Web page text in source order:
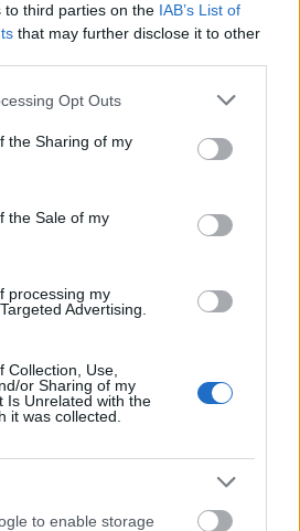
to third parties on the IAB’s List of
that may further disclose it to other
app uses one or more Google
usage behaviour. You may click to
Google and its third-party tags to
specified purposes in below Google
Opt Outs
the Sharing of my
the Sale of my
processing my
Advertising.
Collection, Use,
or Sharing of my
Is Unrelated with the
it was collected.
to enable storage
hogy a magyarországi
mint tavaly -
nak Fábián
ügyvezető
lesz könnyű év – foglalta
kilátásokat a
Fábián Ágnes. A Henkel
igazgatója és a Joint
elnöke elárulta: a
nem nyugodtak